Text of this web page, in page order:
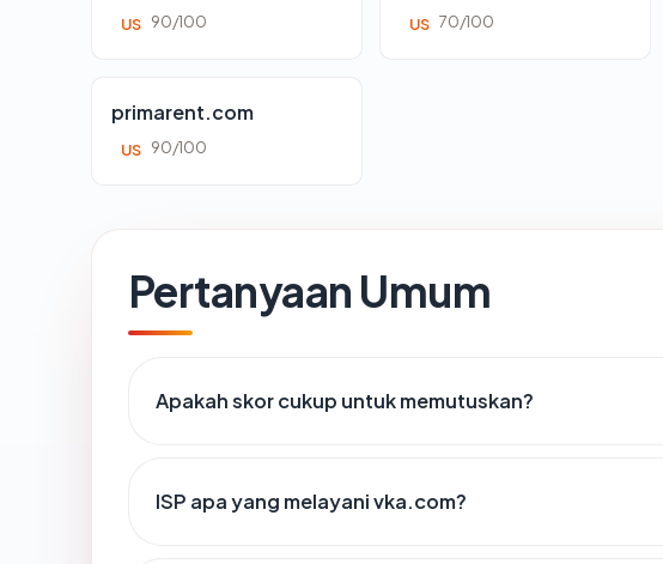
US 90/100 US 70/100
primarent.com
US 90/100
Pertanyaan Umum
Apakah skor cukup untuk memutuskan?
ISP apa yang melayani vka.com?